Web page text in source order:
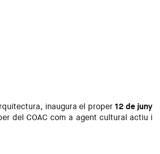
inaugura el proper12 de juny
del COAC com a agent cultural actiu i